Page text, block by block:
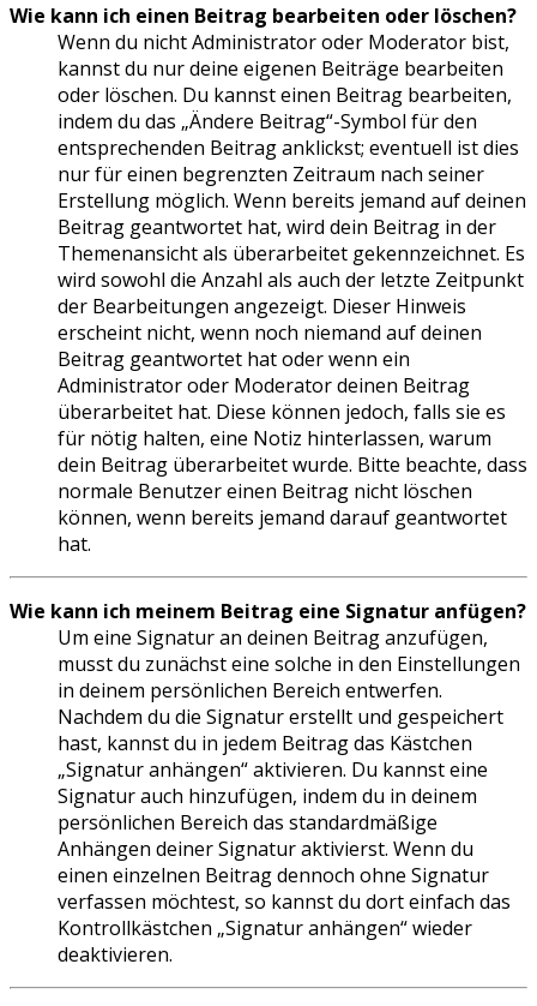
Wie kann ich einen Beitrag bearbeiten oder löschen?
Wenn du nicht Administrator oder Moderator bist,
kannst du nur deine eigenen Beiträge bearbeiten
oder löschen. Du kannst einen Beitrag bearbeiten,
indem du das „Ändere Beitrag“-Symbol für den
entsprechenden Beitrag anklickst; eventuell ist dies
nur für einen begrenzten Zeitraum nach seiner
Erstellung möglich. Wenn bereits jemand auf deinen
Beitrag geantwortet hat, wird dein Beitrag in der
Themenansicht als überarbeitet gekennzeichnet. Es
wird sowohl die Anzahl als auch der letzte Zeitpunkt
der Bearbeitungen angezeigt. Dieser Hinweis
erscheint nicht, wenn noch niemand auf deinen
Beitrag geantwortet hat oder wenn ein
Administrator oder Moderator deinen Beitrag
überarbeitet hat. Diese können jedoch, falls sie es
für nötig halten, eine Notiz hinterlassen, warum
dein Beitrag überarbeitet wurde. Bitte beachte, dass
normale Benutzer einen Beitrag nicht löschen
können, wenn bereits jemand darauf geantwortet
hat.
Wie kann ich meinem Beitrag eine Signatur anfügen?
Um eine Signatur an deinen Beitrag anzufügen,
musst du zunächst eine solche in den Einstellungen
in deinem persönlichen Bereich entwerfen.
Nachdem du die Signatur erstellt und gespeichert
hast, kannst du in jedem Beitrag das Kästchen
„Signatur anhängen“ aktivieren. Du kannst eine
Signatur auch hinzufügen, indem du in deinem
persönlichen Bereich das standardmäßige
Anhängen deiner Signatur aktivierst. Wenn du
einen einzelnen Beitrag dennoch ohne Signatur
verfassen möchtest, so kannst du dort einfach das
Kontrollkästchen „Signatur anhängen“ wieder
deaktivieren.